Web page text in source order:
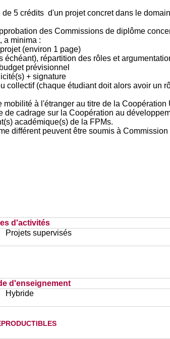
5 crédits d'un projet concret dans le
des Commissions de diplôme
a minima :
(environ 1 page)
échéant), répartition des rôles et
prévisionnel
+ signature
collectif (chaque étudiant doit alors avoir un
mobilité à l'étranger au titre de la Coopération
de cadrage sur la Coopération au
académique(s) de la FPMs.
différent peuvent être soumis à
d'activités
Projets supervisés
d'enseignement
Hybride